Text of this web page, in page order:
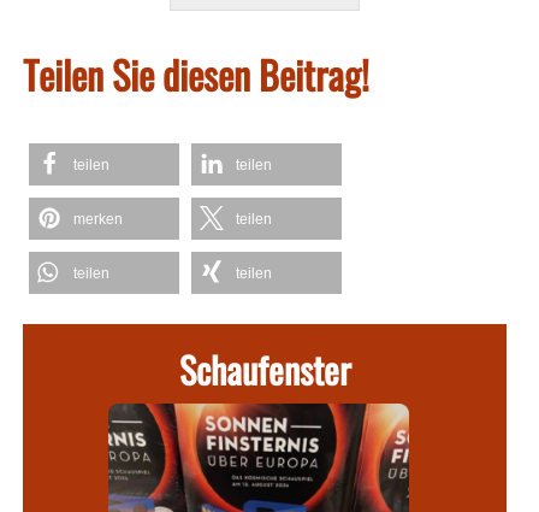
Teilen Sie diesen Beitrag!
teilen teilen
merken teilen
teilen teilen
Schaufenster